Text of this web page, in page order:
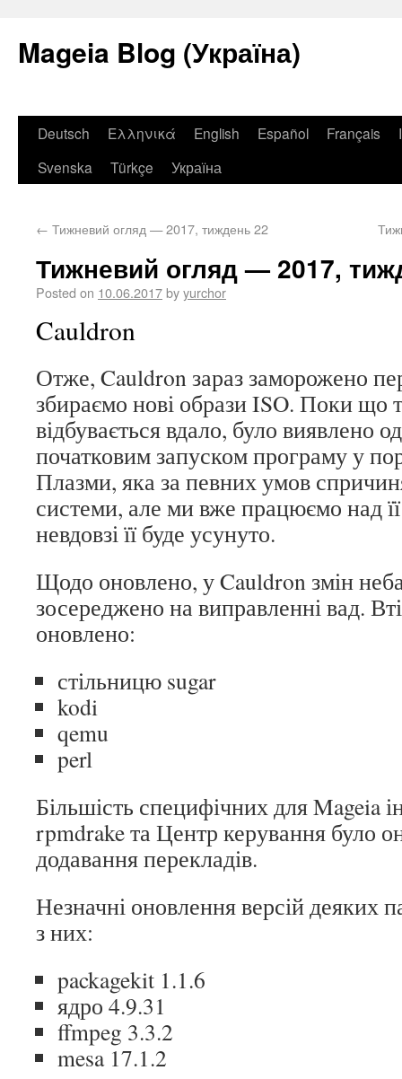
Mageia Blog (Україна)
Deutsch Ελληνικά English Español Français
Svenska
Türkçe Україна
← Тижневий огляд — 2017, тиждень 22
Тижневий огляд — 2017,
Posted on 10.06.2017byyurchor
Cauldron
Отже, Cauldron зараз заморожено
збираємо нові образи ISO. Поки що
відбувається вдало, було виявлено
початковим запуском програму у
Плазми, яка за певних умов
системи, але ми вже працюємо над
невдовзі її буде усунуто.
Щодо оновлено, у Cauldron змін
зосереджено на виправленні вад.
оновлено:
стільницю sugar
kodi
qemu
perl
Більшість специфічних для Mageia
rpmdrake та Центр керування було
додавання перекладів.
Незначні оновлення версій деяких
з них:
packagekit 1.1.6
ядро 4.9.31
ffmpeg 3.3.2
mesa 17.1.2